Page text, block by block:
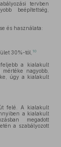
tervben
beépítettség,
és használata:
30%-tól, 10
a kialakult
nagyobb,
úgy a kialakult
felé. A kialakult
a kialakult
megadott
a szabályozott